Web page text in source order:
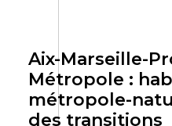
Aix-Marseille-
Métropole :
métropole-
des transitions